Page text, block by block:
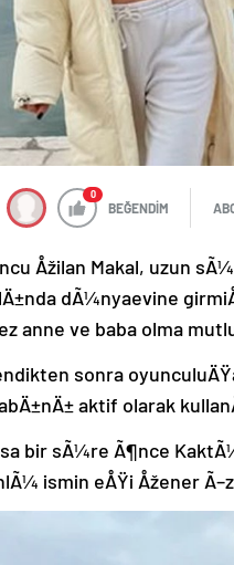
0
BEĞENDİM
Åžilan Makal, uzun
dÃ¼nyaevine
anne ve baba olma
sonra
aktif olarak
bir sÃ¼re Ã¶nce
ismin eÅŸi Åžener